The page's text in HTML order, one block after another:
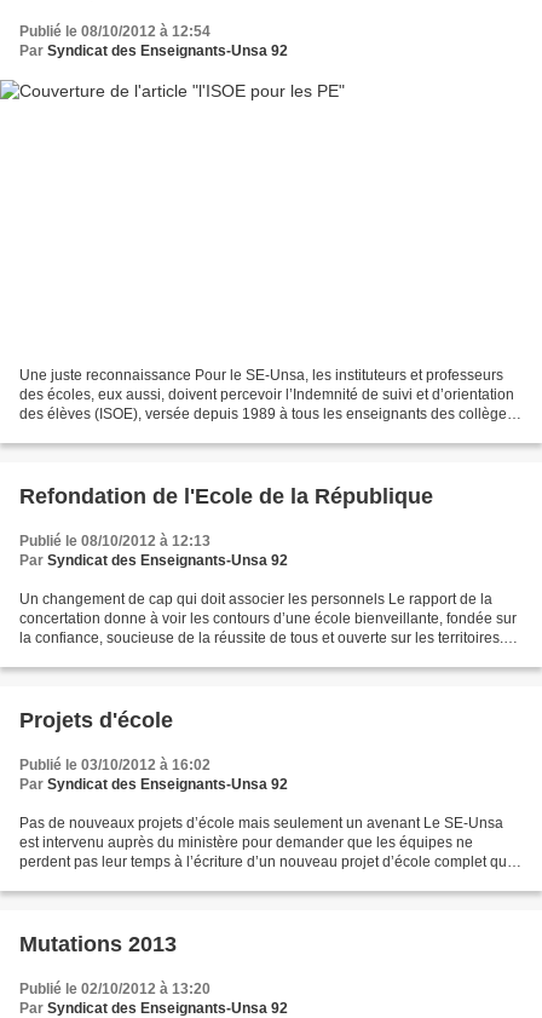
Publié le 08/10/2012 à 12:54
Par Syndicat des Enseignants-Unsa 92
Une juste reconnaissance Pour le SE-Unsa, les instituteurs et professeurs
des écoles, eux aussi, doivent percevoir l’Indemnité de suivi et d’orientation
des élèves (ISOE), versée depuis 1989 à tous les enseignants des collèges
Refondation de l'Ecole de la République
Publié le 08/10/2012 à 12:13
Par Syndicat des Enseignants-Unsa 92
Un changement de cap qui doit associer les personnels Le rapport de la
concertation donne à voir les contours d’une école bienveillante, fondée sur
la confiance, soucieuse de la réussite de tous et ouverte sur les territoires.
Projets d'école
Publié le 03/10/2012 à 16:02
Par Syndicat des Enseignants-Unsa 92
Pas de nouveaux projets d’école mais seulement un avenant Le SE-Unsa
est intervenu auprès du ministère pour demander que les équipes ne
perdent pas leur temps à l’écriture d’un nouveau projet d’école complet qui
Mutations 2013
Publié le 02/10/2012 à 13:20
Par Syndicat des Enseignants-Unsa 92